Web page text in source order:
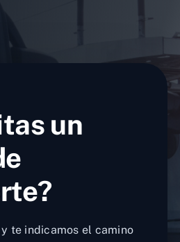
un
te indicamos el camino